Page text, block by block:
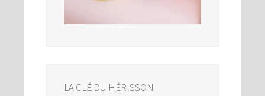
LA CLÉ DU HÉRISSON